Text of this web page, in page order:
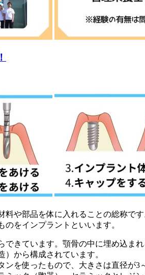
料や部品を体に入れることの総称で
をインプラントといいます。
できています。顎骨の中に埋め込ま
から構成されています。
ンを使ったもので、大きさは直径が